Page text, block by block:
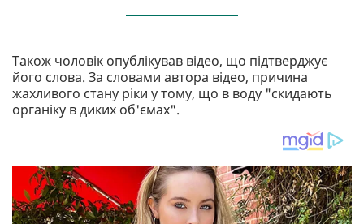
Також чоловік опублікував відео, що підтверджує
його слова. За словами автора відео, причина
жахливого стану ріки у тому, що в воду "скидають
органіку в диких об'ємах".